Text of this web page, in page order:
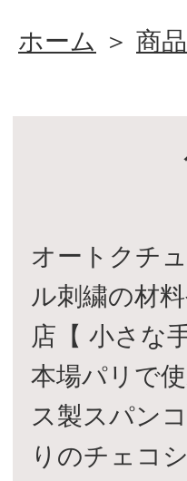
ホーム ＞ 商
オートクチ
ル刺繍の材
店【 小さな
本場パリで
ス製スパン
りのチェコ